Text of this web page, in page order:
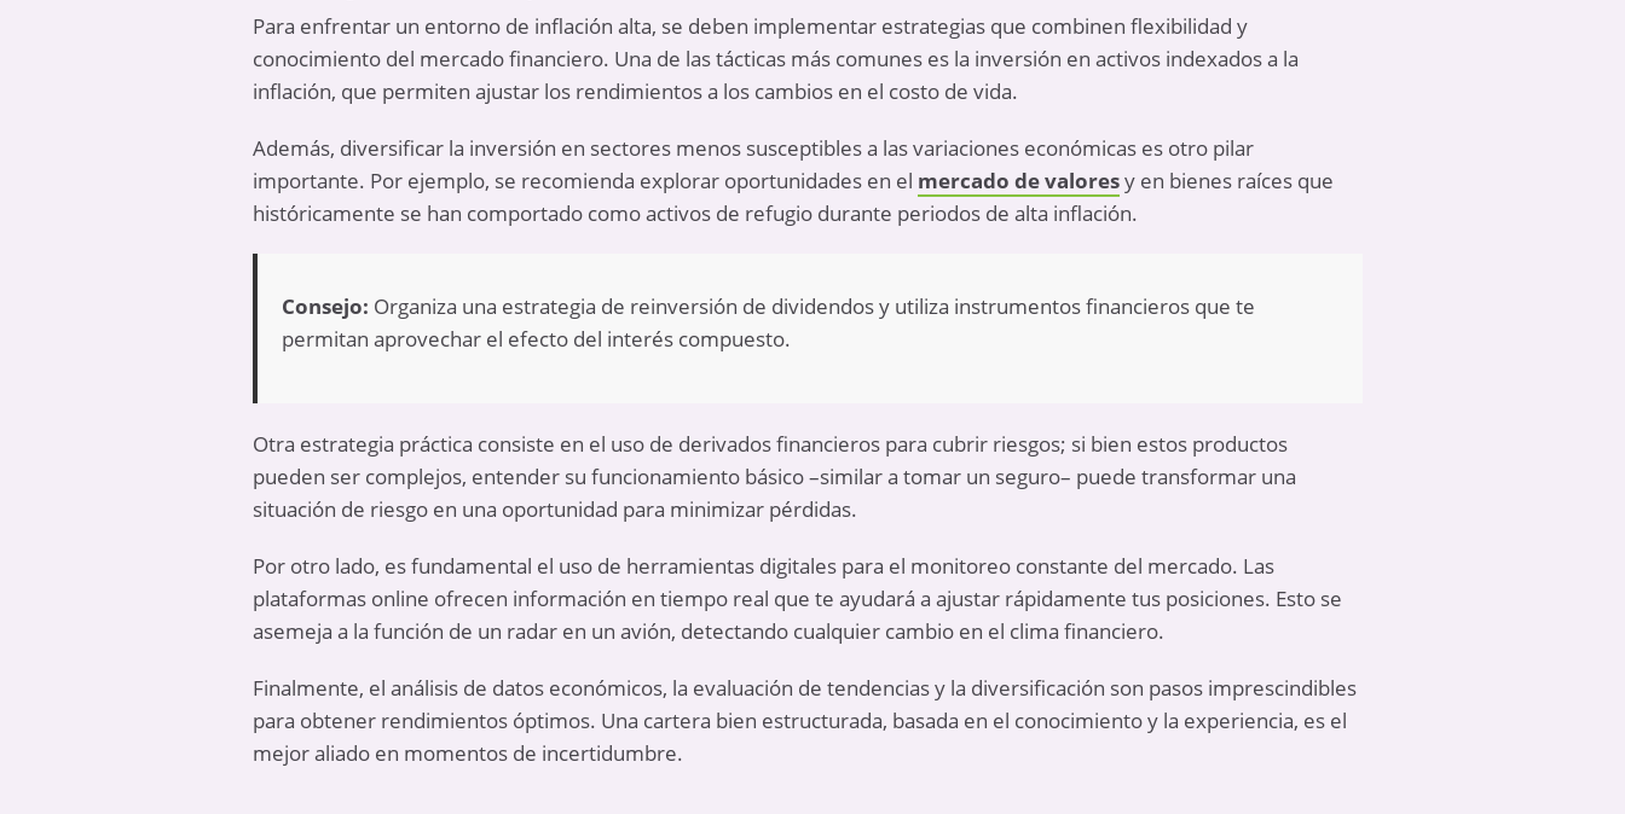
Para enfrentar un entorno de inflación alta, se deben implementar estrategias que combinen flexibilidad y
conocimiento del mercado financiero. Una de las tácticas más comunes es la inversión en activos indexados a la
inflación, que permiten ajustar los rendimientos a los cambios en el costo de vida.
Además, diversificar la inversión en sectores menos susceptibles a las variaciones económicas es otro pilar
importante. Por ejemplo, se recomienda explorar oportunidades en el mercado de valoresy en bienes raíces que
históricamente se han comportado como activos de refugio durante periodos de alta inflación.
Consejo: Organiza una estrategia de reinversión de dividendos y utiliza instrumentos financieros que te
permitan aprovechar el efecto del interés compuesto.
Otra estrategia práctica consiste en el uso de derivados financieros para cubrir riesgos; si bien estos productos
pueden ser complejos, entender su funcionamiento básico –similar a tomar un seguro– puede transformar una
situación de riesgo en una oportunidad para minimizar pérdidas.
Por otro lado, es fundamental el uso de herramientas digitales para el monitoreo constante del mercado. Las
plataformas online ofrecen información en tiempo real que te ayudará a ajustar rápidamente tus posiciones. Esto se
asemeja a la función de un radar en un avión, detectando cualquier cambio en el clima financiero.
Finalmente, el análisis de datos económicos, la evaluación de tendencias y la diversificación son pasos imprescindibles
para obtener rendimientos óptimos. Una cartera bien estructurada, basada en el conocimiento y la experiencia, es el
mejor aliado en momentos de incertidumbre.